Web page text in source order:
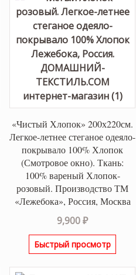
«Чистый Хлопок» 200х220см.
Легкое-летнее стеганое одеяло-
покрывало 100% Хлопок
(Смотровое окно). Ткань:
100% вареный Хлопок-
розовый. Производство ТМ
«Лежебока», Россия, Москва
9,900₽
Быстрый просмотр